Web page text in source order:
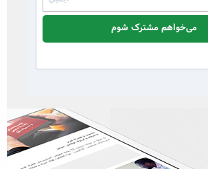
می‌خواهم مشترک شوم